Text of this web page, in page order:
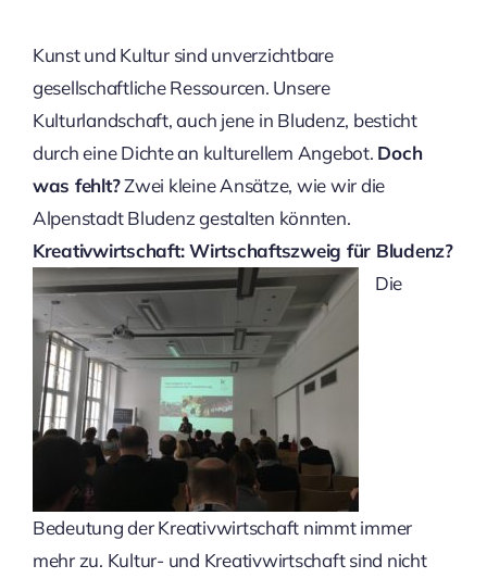
Kunst und Kultur sind unverzichtbare
gesellschaftliche Ressourcen. Unsere
Kulturlandschaft, auch jene in Bludenz, besticht
durch eine Dichte an kulturellem Angebot. Doch
was fehlt?Zwei kleine Ansätze, wie wir die
Alpenstadt Bludenz gestalten könnten.
Kreativwirtschaft: Wirtschaftszweig für Bludenz?
Die
Bedeutung der Kreativwirtschaft nimmt immer
mehr zu. Kultur- und Kreativwirtschaft sind nicht